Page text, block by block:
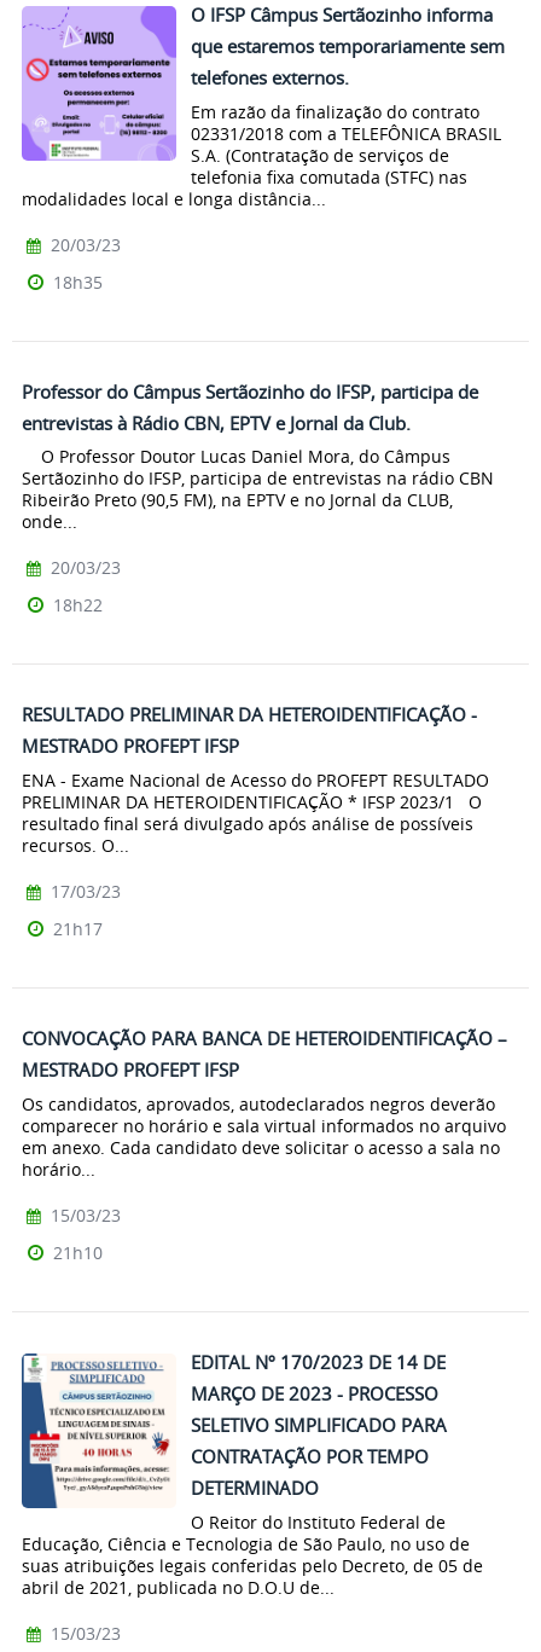
O IFSP Câmpus Sertãozinho informa
que estaremos temporariamente sem
telefones externos.
Em razão da finalização do contrato
02331/2018 com a TELEFÔNICA BRASIL
S.A. (Contratação de serviços de
telefonia fixa comutada (STFC) nas
modalidades local e longa distância...
20/03/23
18h35
Professor do Câmpus Sertãozinho do IFSP, participa de
entrevistas à Rádio CBN, EPTV e Jornal da Club.
O Professor Doutor Lucas Daniel Mora, do Câmpus
Sertãozinho do IFSP, participa de entrevistas na rádio CBN
Ribeirão Preto (90,5 FM), na EPTV e no Jornal da CLUB,
onde...
20/03/23
18h22
RESULTADO PRELIMINAR DA HETEROIDENTIFICAÇÃO -
MESTRADO PROFEPT IFSP
ENA - Exame Nacional de Acesso do PROFEPT RESULTADO
PRELIMINAR DA HETEROIDENTIFICAÇÃO * IFSP 2023/1 O
resultado final será divulgado após análise de possíveis
recursos. O...
17/03/23
21h17
CONVOCAÇÃO PARA BANCA DE HETEROIDENTIFICAÇÃO –
MESTRADO PROFEPT IFSP
Os candidatos, aprovados, autodeclarados negros deverão
comparecer no horário e sala virtual informados no arquivo
em anexo. Cada candidato deve solicitar o acesso a sala no
horário...
15/03/23
21h10
EDITAL Nº 170/2023 DE 14 DE
MARÇO DE 2023 - PROCESSO
SELETIVO SIMPLIFICADO PARA
CONTRATAÇÃO POR TEMPO
DETERMINADO
O Reitor do Instituto Federal de
Educação, Ciência e Tecnologia de São Paulo, no uso de
suas atribuições legais conferidas pelo Decreto, de 05 de
abril de 2021, publicada no D.O.U de...
15/03/23